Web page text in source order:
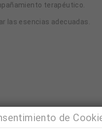
terapéutico.
las esencias adecuadas.
de